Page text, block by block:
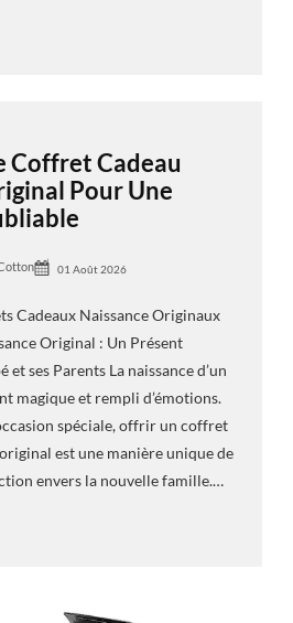
Coffret Cadeau
Pour Une
01 Août 2026
Cadeaux Naissance Originaux
Original : Un Présent
ses Parents La naissance d’un
magique et rempli d’émotions.
spéciale, offrir un coffret
est une manière unique de
envers la nouvelle famille.…